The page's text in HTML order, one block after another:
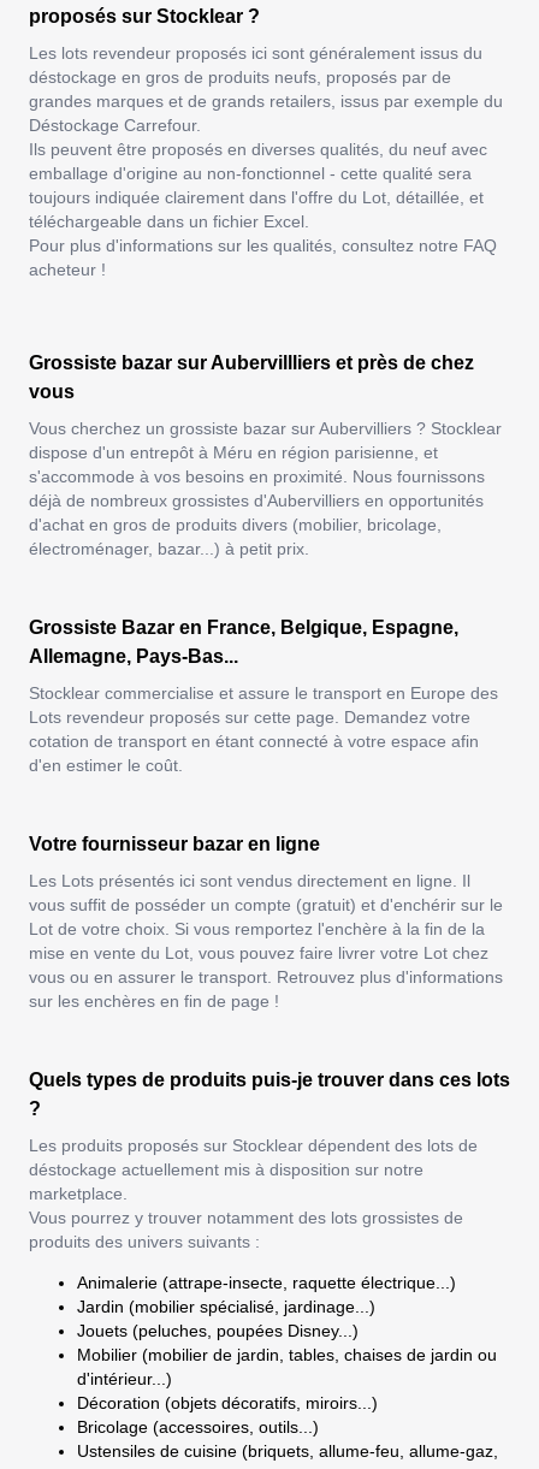
proposés sur Stocklear ?
Les lots revendeur proposés ici sont généralement issus du
déstockage en gros de produits neufs, proposés par de
grandes marques et de grands retailers, issus par exemple du
Déstockage Carrefour.
Ils peuvent être proposés en diverses qualités, du neuf avec
emballage d'origine au non-fonctionnel - cette qualité sera
toujours indiquée clairement dans l'offre du Lot, détaillée, et
téléchargeable dans un fichier Excel.
Pour plus d'informations sur les qualités, consultez notre FAQ
acheteur !
Grossiste bazar sur Aubervillliers et près de chez
vous
Vous cherchez un grossiste bazar sur Aubervilliers ? Stocklear
dispose d'un entrepôt à Méru en région parisienne, et
s'accommode à vos besoins en proximité. Nous fournissons
déjà de nombreux grossistes d'Aubervilliers en opportunités
d'achat en gros de produits divers (mobilier, bricolage,
électroménager, bazar...) à petit prix.
Grossiste Bazar en France, Belgique, Espagne,
Allemagne, Pays-Bas...
Stocklear commercialise et assure le transport en Europe des
Lots revendeur proposés sur cette page. Demandez votre
cotation de transport en étant connecté à votre espace afin
d'en estimer le coût.
Votre fournisseur bazar en ligne
Les Lots présentés ici sont vendus directement en ligne. Il
vous suffit de posséder un compte (gratuit) et d'enchérir sur le
Lot de votre choix. Si vous remportez l'enchère à la fin de la
mise en vente du Lot, vous pouvez faire livrer votre Lot chez
vous ou en assurer le transport. Retrouvez plus d'informations
sur les enchères en fin de page !
Quels types de produits puis-je trouver dans ces lots
?
Les produits proposés sur Stocklear dépendent des lots de
déstockage actuellement mis à disposition sur notre
marketplace.
Vous pourrez y trouver notamment des lots grossistes de
produits des univers suivants :
Animalerie (attrape-insecte, raquette électrique...)
Jardin (mobilier spécialisé, jardinage...)
Jouets (peluches, poupées Disney...)
Mobilier (mobilier de jardin, tables, chaises de jardin ou
d'intérieur...)
Décoration (objets décoratifs, miroirs...)
Bricolage (accessoires, outils...)
Ustensiles de cuisine (briquets, allume-feu, allume-gaz,